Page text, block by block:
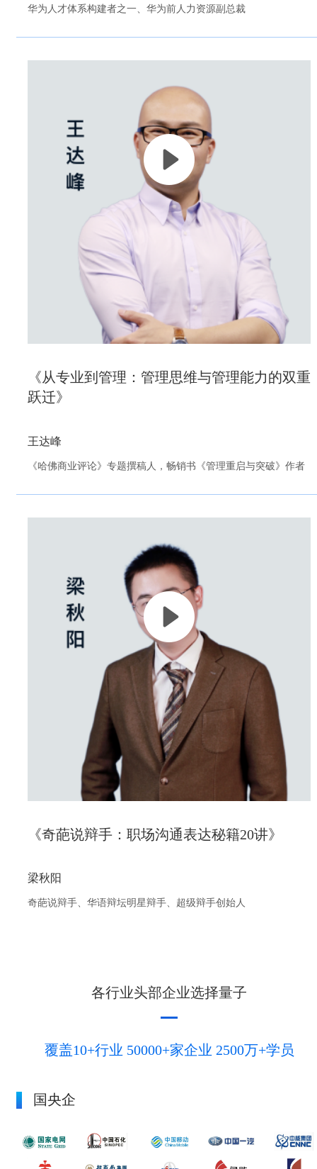
立即观看
华为人才体系构建者之一、华为前人力资源副总裁
任正非为什么把组织规则视作基业长青的基石？
企业学习华为逐渐成为一股热潮，但是大部分为什么天天学华
为，就是学不会？
只了解任正非的讲话和文章，但不了解任正非内在的思考逻
只看到华为成功的路径，不了解华为成功的背后逻辑。
吴建国老师深度剖析任正非的商业管理智慧和组织管理智慧，
教你华为成功真经而不是假唱，让任正非的智慧为企业家成长
和企业发展助力。
《从专业到管理：管理思维与管理能力的双重
跃迁》
王达峰
《哈佛商业评论》专题撰稿人，畅销书《管理重启与突破》作者
停留在工业时代的管理认知，用管控代替管理？
强将弱兵，没有形成人才梯队，不会带人？
团队没有凝聚力，没有价值观和归属感的创造？
团队等级森严，严格遵守却效率低下？
在团队管理上，你是不是也遇到了这些问题，苦恼不知如何解
决？本课程中，王达峰老师带你实现管理思维与管理能力的双
《奇葩说辩手：职场沟通表达秘籍20讲》
梁秋阳
奇葩说辩手、华语辩坛明星辩手、超级辩手创始人
向下沟通——自认为交待很清楚了,交上来的结果总是不如
担心项目进展,但下属就是不报告；
同事却总是事事顺利，难道真的是“会干的不如会讲的”吗？
部门协作,影响绩效。
职场人士不管是高管还是小白,最该修炼的就是沟通技能，本
各行业头部企业选择量子
覆盖10+行业 50000+家企业 2500万+学员
国央企